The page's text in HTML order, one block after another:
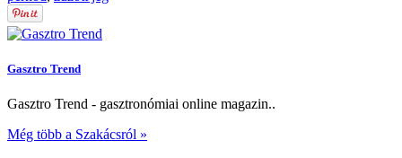
Gasztro Trend
Gasztro Trend - gasztronómiai online magazin..
Még több a Szakácsról »